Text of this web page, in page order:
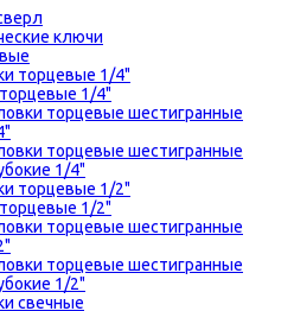
ключи
1/4"
торцевые шестигранные
торцевые шестигранные
1/4"
1/2"
торцевые шестигранные
торцевые шестигранные
1/2"